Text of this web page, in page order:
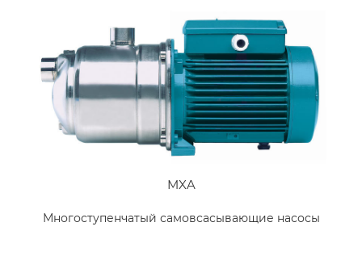
MXA
Многоступенчатый самовсасывающие насосы